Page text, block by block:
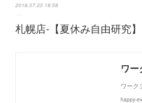
2018.07.23 18:58
札幌店-【夏休み自由研究
ワ
ワーク
happy-